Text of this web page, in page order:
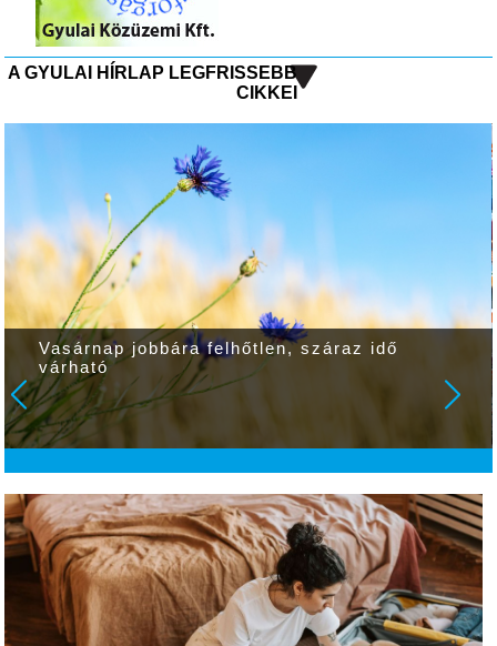
A GYULAI HÍRLAP LEGFRISSEBB
CIKKEI
Vasárnap jobbára felhőtlen, száraz idő
várható